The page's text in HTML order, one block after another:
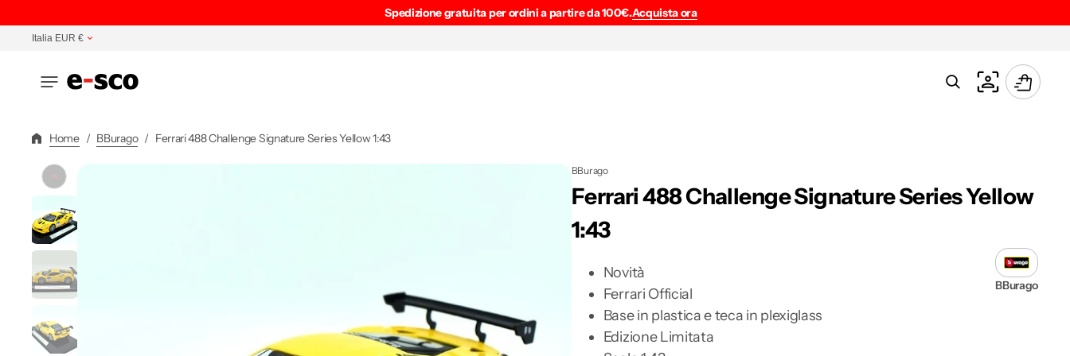
Direttamente
Spedizione gratuita per ordini a partire da 100€.Acquista ora
Italia EUR €
Carrello
Home / BBurago / Ferrari 488 Challenge Signature Series Yellow 1:43
BBurago
Ferrari 488 Challenge Signature Series Yellow
1:43
Novità
Ferrari Official
Base in plastica e teca in plexiglass
Edizione Limitata
BBurago